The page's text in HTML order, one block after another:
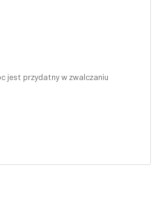
jest przydatny w zwalczaniu